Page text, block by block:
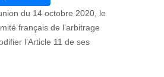
du 14 octobre 2020, le
français de l’arbitrage
l’Article 11 de ses